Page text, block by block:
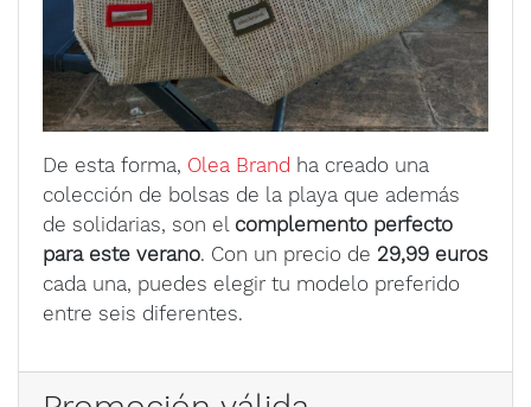
De esta forma, Olea Brand ha creado una
colección de bolsas de la playa que además
de solidarias, son el complemento perfecto
para este verano. Con un precio de 29,99 euros
cada una, puedes elegir tu modelo preferido
entre seis diferentes.